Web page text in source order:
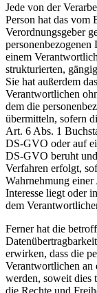
Jede von der
Person hat das vom
Verordnungsgeber
einem
strukturierten,
Sie hat außerdem
Verantwortlichen
dem die
übermitteln, sofern
Art. 6 Abs. 1
DS-GVO oder auf
DS-GVO beruht
Verfahren erfolgt,
Wahrnehmung
Interesse liegt oder
dem
Ferner hat die
erwirken, dass die
Verantwortlichen an
werden, soweit dies
die Rechte und